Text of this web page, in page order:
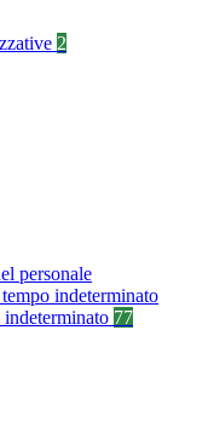
2
personale
indeterminato
indeterminato 77